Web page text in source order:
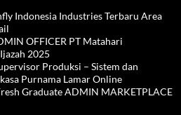
Indonesia Industries Terbaru Area
OFFICER PT Matahari
2025
Produksi – Sistem dan
Purnama Lamar Online
Graduate ADMIN MARKETPLACE